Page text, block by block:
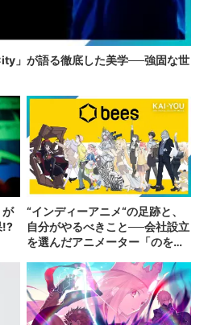
」が語る徹底した美学──強固な世
が
!?
“インディーアニメ“の足跡と、
自分がやるべきこと──会社設立
を選んだアニメーター「のを